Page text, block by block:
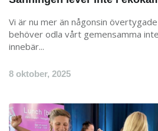
Vi är nu mer än någonsin
behöver odla vårt gemensamma
innebär...
8 oktober, 2025